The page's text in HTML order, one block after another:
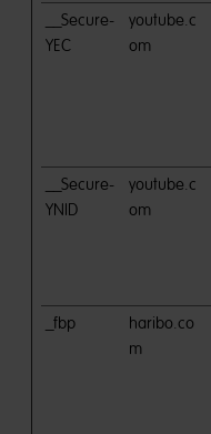
__Secure-
YEC
youtube.c
om
__Secure-
YNID
youtube.c
om
_fbp
haribo.co
m